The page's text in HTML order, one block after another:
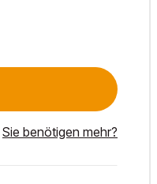
Sie benötigen mehr?